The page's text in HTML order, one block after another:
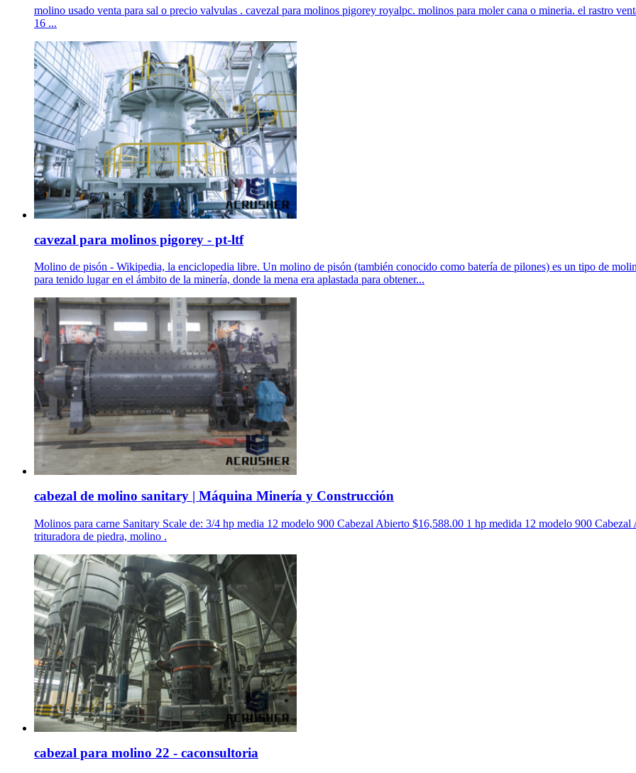
molino usado venta para sal o precio valvulas . cavezal para molinos pigorey royalpc. molinos para moler cana o mineria. el rastro
16 ...
cavezal para molinos pigorey - pt-ltf
Molino de pisón - Wikipedia, la enciclopedia libre. Un molino de pisón (también conocido como batería de pilones) es un tipo de
para tenido lugar en el ámbito de la minería, donde la mena era aplastada para obtener...
cabezal de molino sanitary | Máquina Minería y Construcción
Molinos para carne Sanitary Scale de: 3/4 hp media 12 modelo 900 Cabezal Abierto $16,588.00 1 hp medida 12 modelo 900
trituradora de piedra, molino .
cabezal para molino 22 - caconsultoria